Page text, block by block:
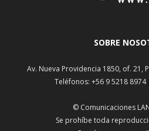
SOBRE
Av. Nueva Providencia 1850, of. 21,
Teléfonos: +56 9 5218
© Comunicaciones
Se prohíbe toda